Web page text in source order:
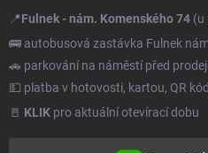
📍Fulnek - nám. Komenského 74 (u
🚌 autobusová zastávka Fulnek
🚗 parkování na náměstí před
💵 platba v hotovosti, kartou, QR
🚪 KLIK pro aktuální otevírací dobu